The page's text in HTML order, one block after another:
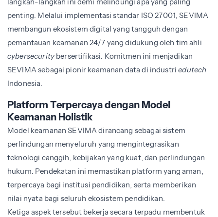
penting. Melalui implementasi standar ISO 27001, SEVIMA
membangun ekosistem digital yang tangguh dengan
pemantauan keamanan 24/7 yang didukung oleh tim ahli
cybersecuritybersertifikasi. Komitmen ini menjadikan
SEVIMA sebagai pionir keamanan data di industriedutech
Indonesia.
Platform Terpercaya dengan Model
Keamanan Holistik
Model keamanan SEVIMA dirancang sebagai sistem
perlindungan menyeluruh yang mengintegrasikan
teknologi canggih, kebijakan yang kuat, dan perlindungan
hukum. Pendekatan ini memastikan platform yang aman,
terpercaya bagi institusi pendidikan, serta memberikan
nilai nyata bagi seluruh ekosistem pendidikan.
Ketiga aspek tersebut bekerja secara terpadu membentuk